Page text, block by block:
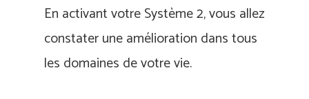
En activant votre Système 2, vous allez
constater une amélioration dans tous
les domaines de votre vie.